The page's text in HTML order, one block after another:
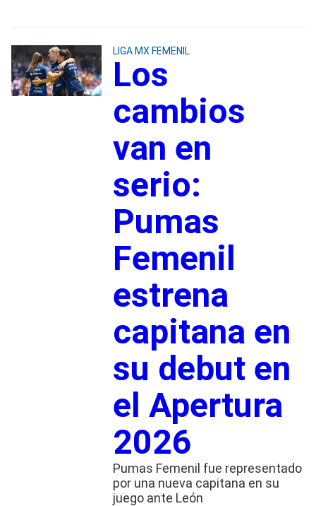
LIGA MX FEMENIL
Los
cambios
van en
serio:
Pumas
Femenil
estrena
capitana en
su debut en
el Apertura
2026
Pumas Femenil fue representado
por una nueva capitana en su
juego ante León